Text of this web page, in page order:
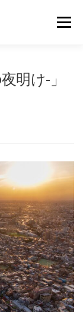
メニュー
明け-」